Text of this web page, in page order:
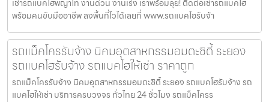
เช่ารถแบคโฮพญาไท งานด่วน งานเร่ง เราพร้อมลุย! ติดต่อเช่ารถแบคโฮ
พร้อมคนขับมืออาชีพ ลงพื้นที่ไวได้เลยที่ www.รถแบคโฮรับจ้า
รถแม็คโครรับจ้าง นิคมอุตสาหกรรมอมตะซิตี้ ระยอง
รถแบคโฮรับจ้าง รถแบคโฮให้เช่า ราคาถูก
รถแม็คโครรับจ้าง นิคมอุตสาหกรรมอมตะซิตี้ ระยอง รถแบคโฮรับจ้าง รถ
แบคโฮให้เช่า บริการครบวงจร ทั่วไทย 24 ชั่วโมง รถแม็คโครร